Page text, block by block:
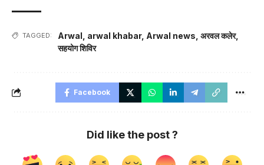
TAGGED: Arwal arwal khabar, Arwal news अरवल कलेर,
सहयोग शिविर
Facebook
Did like the post ?